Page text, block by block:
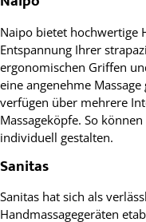
Naipo bietet hochwertige
Entspannung Ihrer
ergonomischen Griffen
eine angenehme
verfügen über mehrere
Massageköpfe. So
individuell gestalten.
Sanitas
Sanitas hat sich als
Handmassagegeräten